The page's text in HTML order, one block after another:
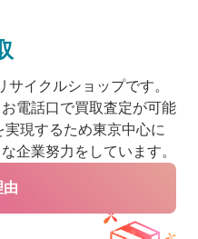
イクルショップです。
電話口で買取査定が可能
現するため東京中心に
企業努力をしています。
由